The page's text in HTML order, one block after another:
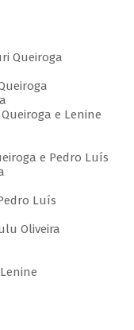
Queiroga
e Lenine
e Pedro Luís
Luís
Oliveira